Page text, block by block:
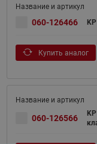
060-126466
Купить аналог
060-126566